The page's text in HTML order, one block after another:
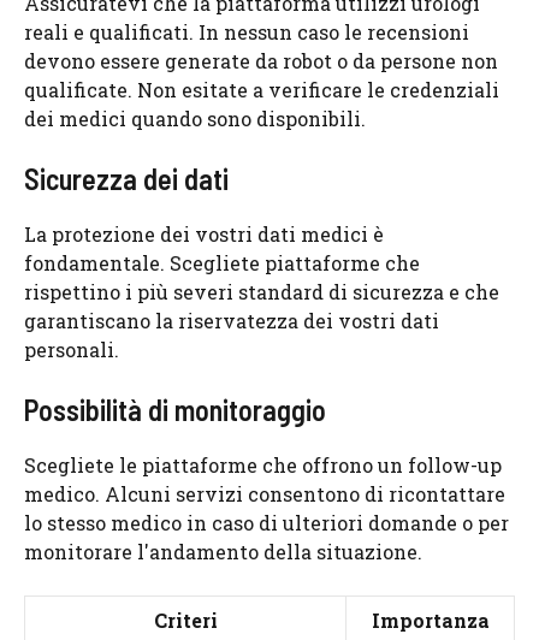
reali e qualificati. In nessun caso le recensioni
devono essere generate da robot o da persone non
qualificate. Non esitate a verificare le credenziali
dei medici quando sono disponibili.
Sicurezza dei dati
La protezione dei vostri dati medici è
fondamentale. Scegliete piattaforme che
rispettino i più severi standard di sicurezza e che
garantiscano la riservatezza dei vostri dati
personali.
Possibilità di monitoraggio
Scegliete le piattaforme che offrono un follow-up
medico. Alcuni servizi consentono di ricontattare
lo stesso medico in caso di ulteriori domande o per
monitorare l'andamento della situazione.
Criteri
Importanza